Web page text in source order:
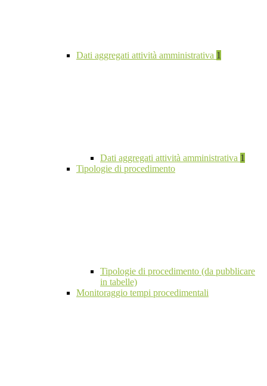
Dati aggregati attività amministrativa 1
Dati aggregati attività amministrativa 1
Tipologie di procedimento
Tipologie di procedimento (da pubblicare
in tabelle)
Monitoraggio tempi procedimentali